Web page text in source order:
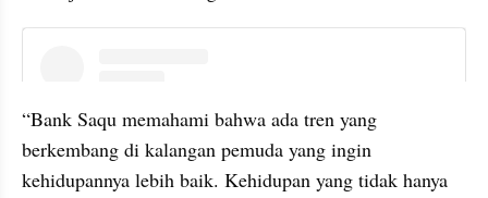
“Bank Saqu memahami bahwa ada tren yang
berkembang di kalangan pemuda yang ingin
kehidupannya lebih baik. Kehidupan yang tidak hanya